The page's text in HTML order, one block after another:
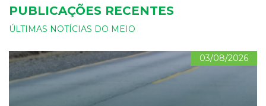
PUBLICAÇÕES RECENTES
ÚLTIMAS NOTÍCIAS DO MEIO
03/08/2026